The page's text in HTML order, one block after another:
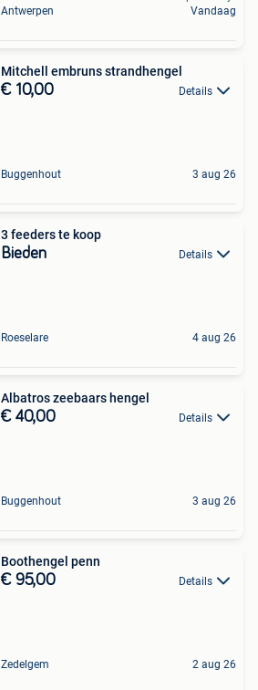
Antwerpen
Vandaag
Mitchell embruns strandhengel
€ 10,00 Details
Buggenhout 3 aug 26
3 feeders te koop
Bieden Details
Roeselare 4 aug 26
Albatros zeebaars hengel
€ 40,00 Details
Buggenhout 3 aug 26
Boothengel penn
€ 95,00 Details
Zedelgem 2 aug 26